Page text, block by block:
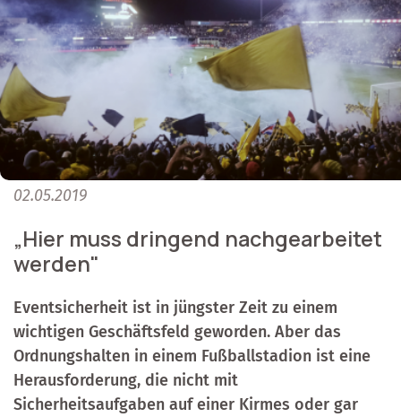
02.05.2019
„Hier muss dringend nachgearbeitet
werden"
Eventsicherheit ist in jüngster Zeit zu einem
wichtigen Geschäftsfeld geworden. Aber das
Ordnungshalten in einem Fußballstadion ist eine
Herausforderung, die nicht mit
Sicherheitsaufgaben auf einer Kirmes oder gar